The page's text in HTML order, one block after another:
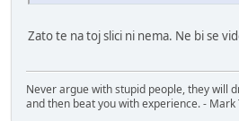
Zato te na toj slici ni nema. Ne bi se
Never argue with stupid people, they will
and then beat you with experience. - Mark